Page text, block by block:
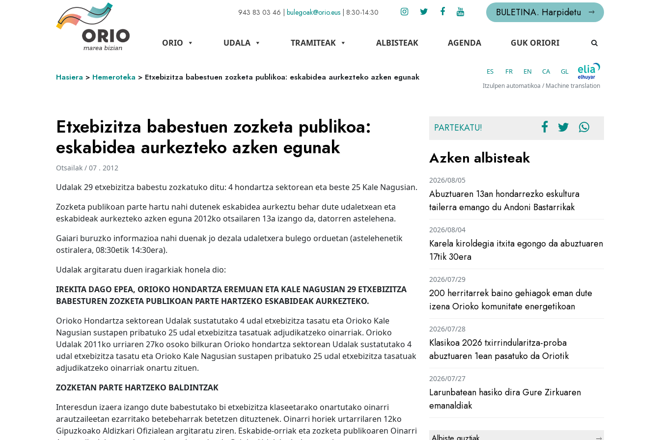
943 83 03 46 | bulegoak@orio.eus | 8:30-14:30 BULETINA. Harpidetu
ORIO UDALA TRAMITEAK ALBISTEAK AGENDA GUK ORIORI
Hasiera > Hemeroteka > Etxebizitza babestuen zozketa publikoa: eskabidea aurkezteko azken egunak
ES FR EN CA GL
Itzulpen automatikoa / Machine translation
Etxebizitza babestuen zozketa publikoa:
eskabidea aurkezteko azken egunak
Otsailak / 07 . 2012
Udalak 29 etxebizitza babestu zozkatuko ditu: 4 hondartza sektorean eta beste 25 Kale Nagusian.
Zozketa publikoan parte hartu nahi dutenek eskabidea aurkeztu behar dute udaletxean eta
eskabideak aurkezteko azken eguna 2012ko otsailaren 13a izango da, datorren astelehena.
Gaiari buruzko informazioa nahi duenak jo dezala udaletxera bulego orduetan (astelehenetik
ostiralera, 08:30etik 14:30era).
Udalak argitaratu duen iragarkiak honela dio:
IREKITA DAGO EPEA, ORIOKO HONDARTZA EREMUAN ETA KALE NAGUSIAN 29 ETXEBIZITZA
BABESTUREN ZOZKETA PUBLIKOAN PARTE HARTZEKO ESKABIDEAK AURKEZTEKO.
Orioko Hondartza sektorean Udalak sustatutako 4 udal etxebizitza tasatu eta Orioko Kale
Nagusian sustapen pribatuko 25 udal etxebizitza tasatuak adjudikatzeko oinarriak. Orioko
Udalak 2011ko urriaren 27ko osoko bilkuran Orioko hondartza sektorean Udalak sustatutako 4
udal etxebizitza tasatu eta Orioko Kale Nagusian sustapen pribatuko 25 udal etxebizitza tasatuak
adjudikatzeko oinarriak onartu zituen.
ZOZKETAN PARTE HARTZEKO BALDINTZAK
Interesdun izaera izango dute babestutako bi etxebizitza klaseetarako onartutako oinarri
arautzaileetan ezarritako betebeharrak betetzen dituztenek. Oinarri horiek urtarrilaren 12ko
Gipuzkoako Aldizkari Ofizialean argitaratu ziren. Eskabide-orriak eta zozketa publikoaren Oinarri
PARTEKATU!
Azken albisteak
Abuztuaren 13an hondarrezko eskultura
tailerra emango du Andoni Bastarrikak
2026/08/05
Karela kiroldegia itxita egongo da abuztuaren
17tik 30era
2026/08/04
200 herritarrek baino gehiagok eman dute
izena Orioko komunitate energetikoan
2026/07/29
Klasikoa 2026 txirrindularitza-proba
abuztuaren 1ean pasatuko da Oriotik
2026/07/28
Larunbatean hasiko dira Gure Zirkuaren
emanaldiak
2026/07/27